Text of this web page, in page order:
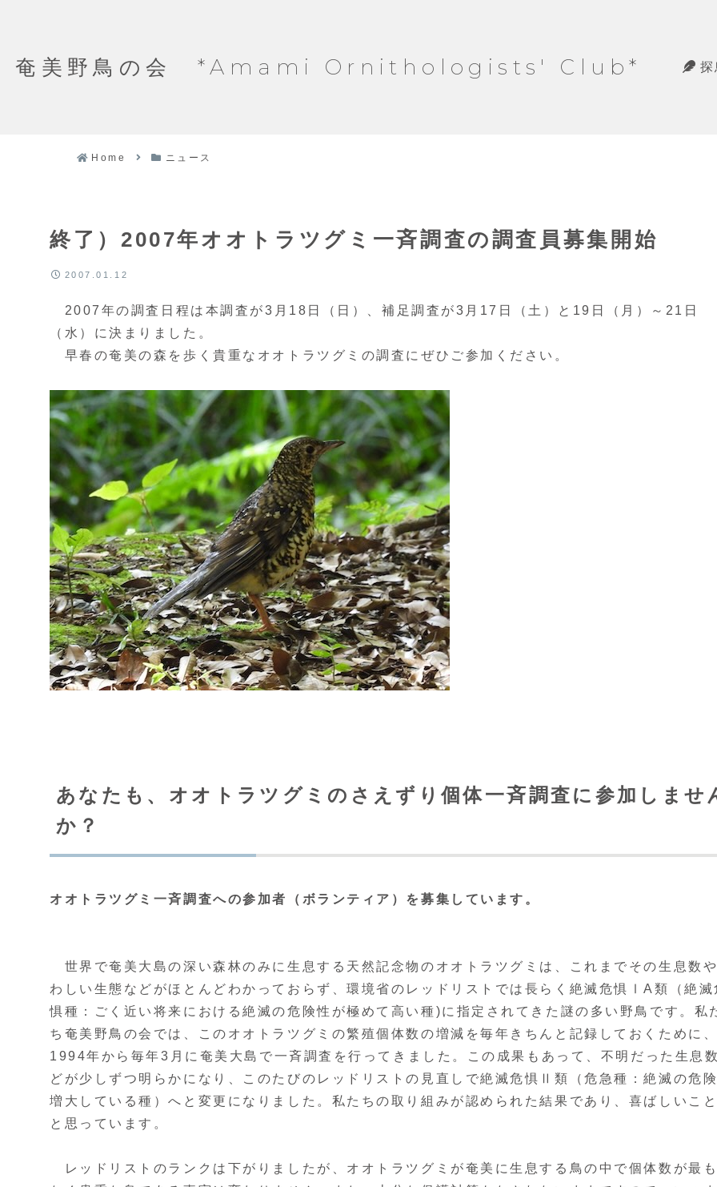
奄美野鳥の会 *Amami Ornithologists' Club*
Home ニュース
終了）2007年オオトラツグミ一斉調査の調査員募集開始
2007.01.12
2007年の調査日程は本調査が3月18日（日）、補足調査が3月17日（土）と19日（月）～21日
（水）に決まりました。
早春の奄美の森を歩く貴重なオオトラツグミの調査にぜひご参加ください。
あなたも、オオトラツグミのさえずり個体一斉調査に参加しませ
か？
オオトラツグミ一斉調査への参加者（ボランティア）を募集しています。
世界で奄美大島の深い森林のみに生息する天然記念物のオオトラツグミは、これまでその生息数
わしい生態などがほとんどわかっておらず、環境省のレッドリストでは長らく絶滅危惧ⅠA類（絶滅
惧種：ごく近い将来における絶滅の危険性が極めて高い種)に指定されてきた謎の多い野鳥です。私
ち奄美野鳥の会では、このオオトラツグミの繁殖個体数の増減を毎年きちんと記録しておくために
1994年から毎年3月に奄美大島で一斉調査を行ってきました。この成果もあって、不明だった生息
どが少しずつ明らかになり、このたびのレッドリストの見直しで絶滅危惧Ⅱ類（危急種：絶滅の危
増大している種）へと変更になりました。私たちの取り組みが認められた結果であり、喜ばしいこ
と思っています。
レッドリストのランクは下がりましたが、オオトラツグミが奄美に生息する鳥の中で個体数が最